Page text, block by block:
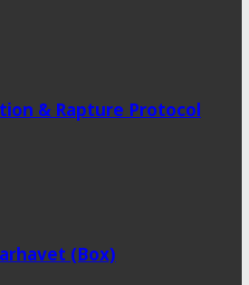
& Rapture Protocol
(Box)